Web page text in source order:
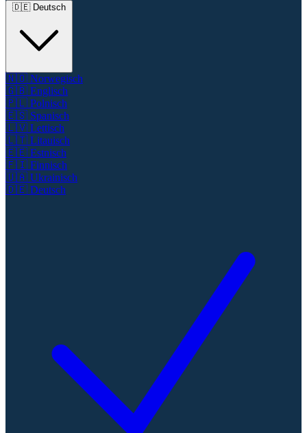
🇩🇪 Deutsch
🇳🇴 Norwegisch
🇬🇧 Englisch
🇵🇱 Polnisch
🇪🇸 Spanisch
🇱🇻 Lettisch
🇱🇹 Litauisch
🇪🇪 Estnisch
🇫🇮 Finnisch
🇺🇦 Ukrainisch
🇩🇪 Deutsch